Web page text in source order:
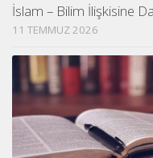
İslam – Bilim İlişkisine
11 TEMMUZ 2026